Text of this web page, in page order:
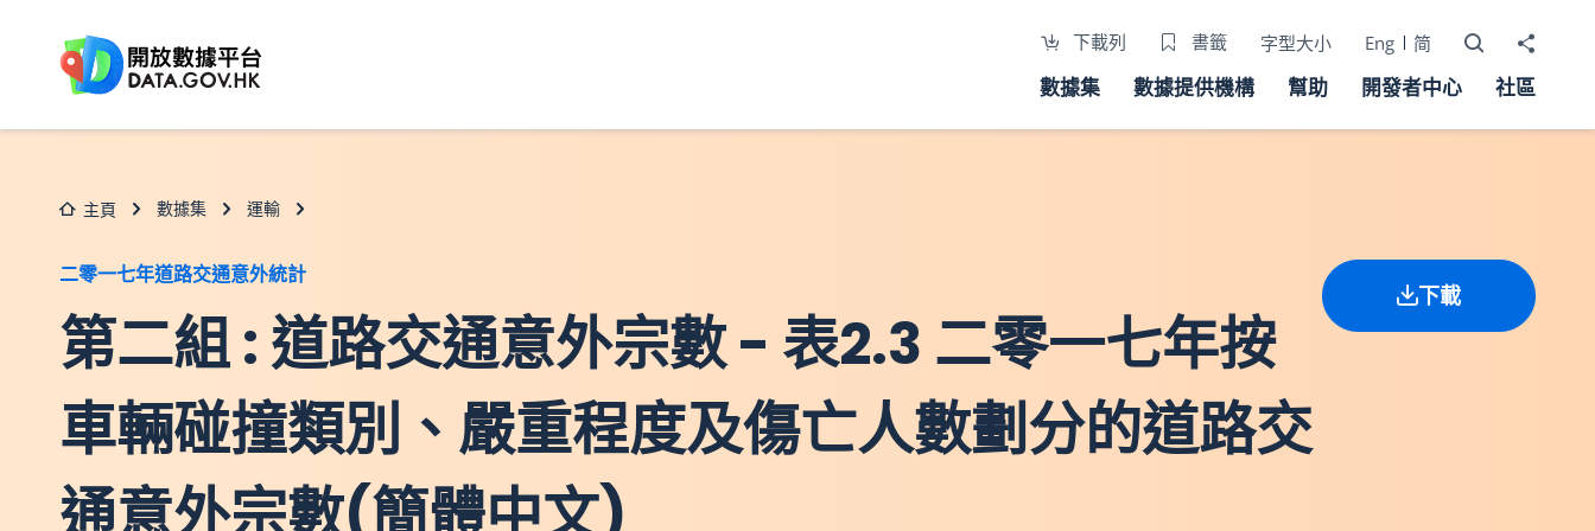
下載列 書籤 字型大小 Eng 简 打開搜尋器
分享至
數據集 數據提供機構 幫助 開發者中心 社區
主頁 數據集 運輸
二零一七年道路交通意外統計
第二組 : 道路交通意外宗數 - 表2.3 二零一七年按
車輛碰撞類別、嚴重程度及傷亡人數劃分的道路交
通意外宗數(簡體中文)
下載